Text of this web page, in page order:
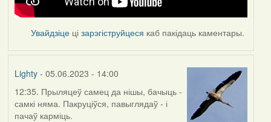
Увайдзіце цізарэгіструйцеся каб пакідаць каментары.
Lighty- 05.06.2023 - 14:00
12:35. Прыляцеў самец да нішы, бачыць -
самкі няма. Пакруціўся, павыглядаў - і
пачаў карміць.